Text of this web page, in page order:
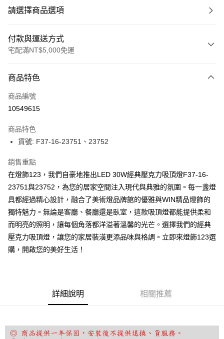
請選擇商品選項
付款與運送方式
宅配滿NT$5,000免運
信用卡一次付款
LINE Pay
街口支付
悠遊付
全盈+PAY
AFTEE先享後付
相關說明
AFTEE先享後付是「在收到商品之後才付款」的支付方式。 讓您購物簡單
便利好安心！
１．簡單：不需註冊會員、不需綁卡、不需儲值。
２．便利：只要手機號碼，簡訊認證，即可結帳。
１．於結帳方式選擇「AFTEE先享後付」後，將跳轉至「AFTEE先享後付」
結帳頁面，進行簡訊認證並確認金額後，即可完成結帳。
ATM／網路銀行／等多元方式進行付款，方視為交易完成。
※ 請注意：結帳手續完成當下不需立刻繳費，但若您需要取消訂單，請聯絡
ATM付款
運送方式
商品特色
商品編號
10549615
商品特色
貨號: F37-16-23751、23752
銷售重點
在燈飾123，我們自豪地推出LED 30W經典壓克力吸頂燈F37-16-
23751與23752，為您的居家空間注入現代與典雅的氛圍。每一盞燈
具都經過精心設計，融合了美術燈品牌館的優雅與WIN精品燈飾的
獨特魅力。無論是客廳、餐廳還是臥室，這款吸頂燈都能提供柔和
而明亮的照明，讓每個角落都洋溢著溫馨的光芒。選擇我們的經典
壓克力吸頂燈，讓您的家居裝潢更添品味與格調。立即來燈飾123選
購，開啟您的美好生活！
詳細說明 相關推薦